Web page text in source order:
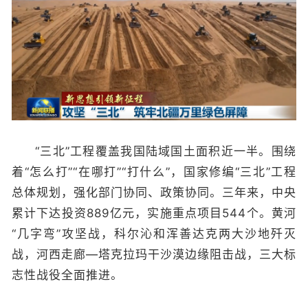
“三北”工程覆盖我国陆域国土面积近一半。围绕
着“怎么打”“在哪打”“打什么”，国家修编“三北”工程
总体规划，强化部门协同、政策协同。三年来，中央
累计下达投资889亿元，实施重点项目544个。黄河
“几字弯”攻坚战，科尔沁和浑善达克两大沙地歼灭
战，河西走廊—塔克拉玛干沙漠边缘阻击战，三大标
志性战役全面推进。